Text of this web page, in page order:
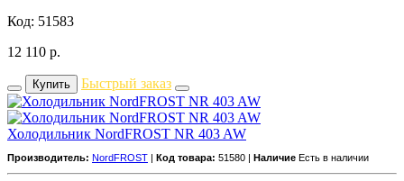
Код: 51583
12 110 р.
Купить Быстрый заказ
Холодильник NordFROST NR 403 AW
Производитель: NordFROST Код товара: 51580 | Наличие Есть в наличии